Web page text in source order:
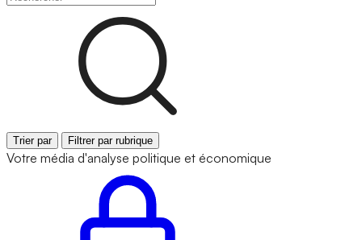
Trier par Filtrer par rubrique
Votre média d'analyse politique et économique